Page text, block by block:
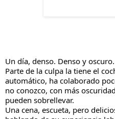
Un día, denso. Denso y oscuro.
Parte de la culpa la tiene el
automático, ha colaborado
no conozco, con más
pueden sobrellevar.
Una cena, escueta, pero